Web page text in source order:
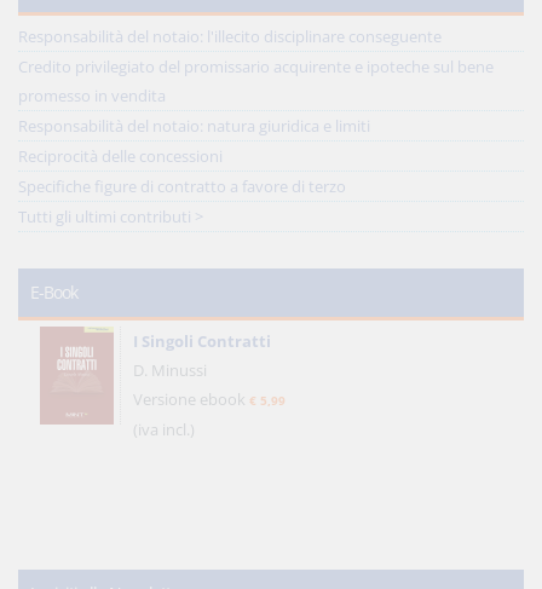
Responsabilità del notaio: l'illecito disciplinare conseguente
Credito privilegiato del promissario acquirente e ipoteche sul bene
promesso in vendita
Responsabilità del notaio: natura giuridica e limiti
Reciprocità delle concessioni
Specifiche figure di contratto a favore di terzo
Tutti gli ultimi contributi >
E-Book
I Singoli Contratti
D. Minussi
Versione ebook € 5,99
(iva incl.)